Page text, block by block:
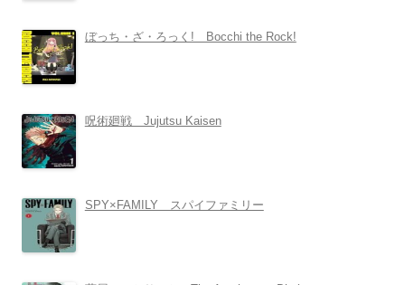
ぼっち・ざ・ろっく! Bocchi the Rock!
呪術廻戦 Jujutsu Kaisen
SPY×FAMILY スパイファミリー